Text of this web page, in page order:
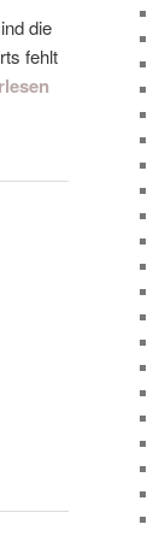
die
fehlt